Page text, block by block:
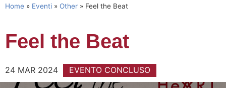
Home » Eventi » Other » Feel the Beat
Feel the Beat
24 MAR 2024 EVENTO CONCLUSO